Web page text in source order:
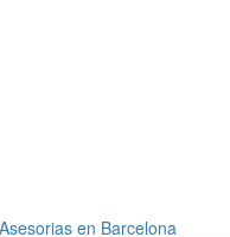
Asesorias en Barcelona